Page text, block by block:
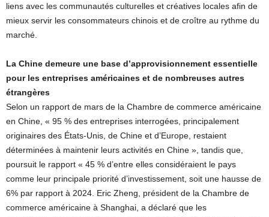
liens avec les communautés culturelles et créatives locales afin de
mieux servir les consommateurs chinois et de croître au rythme du
marché.
La Chine demeure une base d’approvisionnement essentielle
pour les entreprises américaines et de nombreuses autres
étrangères
Selon un rapport de mars de la Chambre de commerce américaine
en Chine, « 95 % des entreprises interrogées, principalement
originaires des États-Unis, de Chine et d’Europe, restaient
déterminées à maintenir leurs activités en Chine », tandis que,
poursuit le rapport « 45 % d’entre elles considéraient le pays
comme leur principale priorité d’investissement, soit une hausse de
6% par rapport à 2024. Eric Zheng, président de la Chambre de
commerce américaine à Shanghai, a déclaré que les